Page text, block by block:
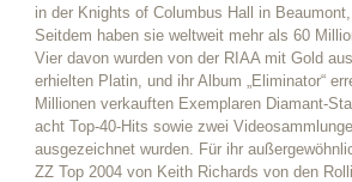
in der Knights of Columbus Hall in
Seitdem haben sie weltweit mehr als 60
Vier davon wurden von der RIAA mit Gold
erhielten Platin, und ihr Album „Eliminator“
Millionen verkauften Exemplaren Diamant-
acht Top-40-Hits sowie zwei
ausgezeichnet wurden. Für ihr
ZZ Top 2004 von Keith Richards von den